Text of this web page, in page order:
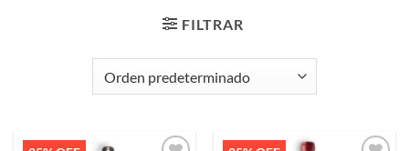
FILTRAR